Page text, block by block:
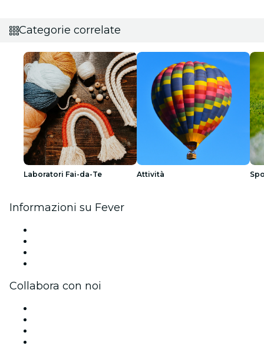
Categorie correlate
Laboratori Fai-da-Te Attività
Informazioni su Fever
Collabora con noi